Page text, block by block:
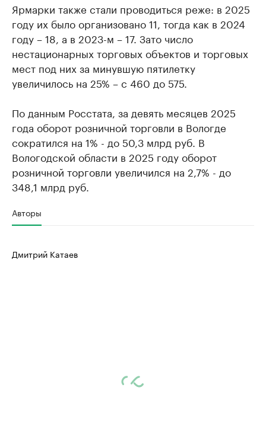
Ярмарки также стали проводиться реже: в 2025
году их было организовано 11, тогда как в 2024
году – 18, а в 2023-м – 17. Зато число
нестационарных торговых объектов и торговых
мест под них за минувшую пятилетку
увеличилось на 25% – с 460 до 575.
По данным Росстата, за девять месяцев 2025
года оборот розничной торговли в Вологде
сократился на 1% - до 50,3 млрд руб. В
Вологодской области в 2025 году оборот
розничной торговли увеличился на 2,7% - до
348,1 млрд руб.
Авторы
Дмитрий Катаев